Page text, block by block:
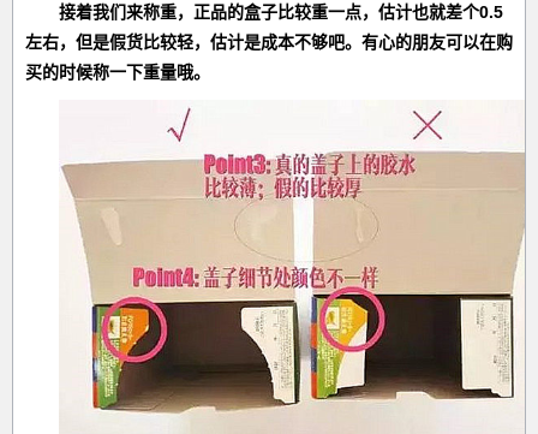
接着我们来称重，正品的盒子比较重一点，估计也就差个0.5
左右，但是假货比较轻，估计是成本不够吧。有心的朋友可以在购
买的时候称一下重量哦。